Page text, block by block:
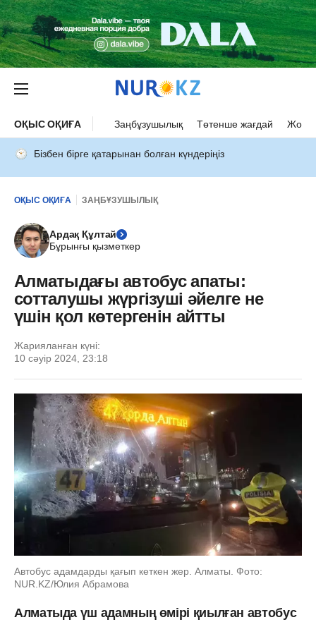
ОҚЫС ОҚИҒА Заңбұзушылық Төтенше жағдай Жол
Бізбен бірге қатарынан болған күндеріңіз
ОҚЫС ОҚИҒА ЗАҢБҰЗУШЫЛЫҚ
Ардақ Құлтай
Бұрынғы қызметкер
Алматыдағы автобус апаты:
сотталушы жүргізуші әйелге не
үшін қол көтергенін айтты
Жарияланған күні:
10 сәуір 2024, 23:18
Автобус адамдарды қағып кеткен жер. Алматы. Фото:
NUR.KZ/Юлия Абрамова
Алматыда үш адамның өмірі қиылған автобус